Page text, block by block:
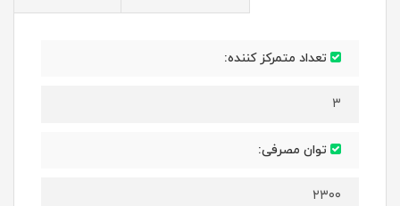
تعداد متمرکز کننده:
۳
توان مصرفی:
۲۳۰۰